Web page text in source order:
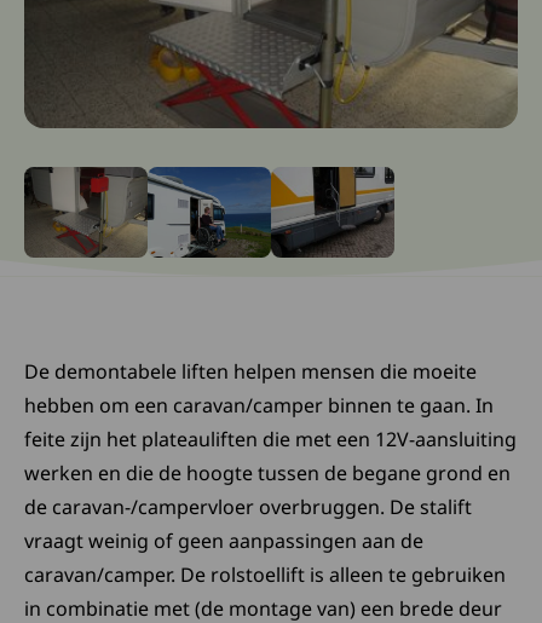
Ga naar slide: 0Ga naar slide: 1Ga naar slide: 2
De demontabele liften helpen mensen die moeite
hebben om een caravan/camper binnen te gaan. In
feite zijn het plateauliften die met een 12V-aansluiting
werken en die de hoogte tussen de begane grond en
de caravan-/campervloer overbruggen. De stalift
vraagt weinig of geen aanpassingen aan de
caravan/camper. De rolstoellift is alleen te gebruiken
in combinatie met (de montage van) een brede deur